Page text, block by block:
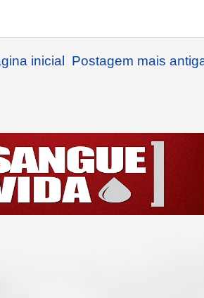
Postagem mais
inicial